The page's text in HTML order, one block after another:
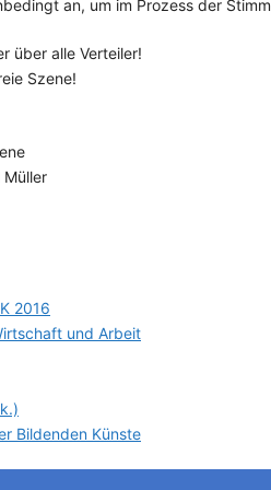
an, um im Prozess der
über alle Verteiler!
Szene!
2016
und Arbeit
Bildenden Künste